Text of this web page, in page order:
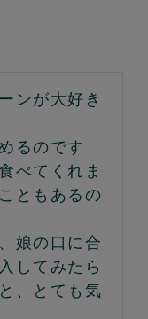
ンが大好き
るのです
べてくれま
ともあるの
娘の口に合
してみたら
、とても気